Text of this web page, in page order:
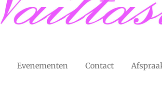
Evenementen Contact